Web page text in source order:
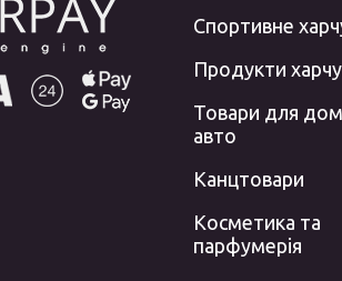
Спортивне
Продукти
Товари для
авто
Канцтовари
Косметика та
парфумерія